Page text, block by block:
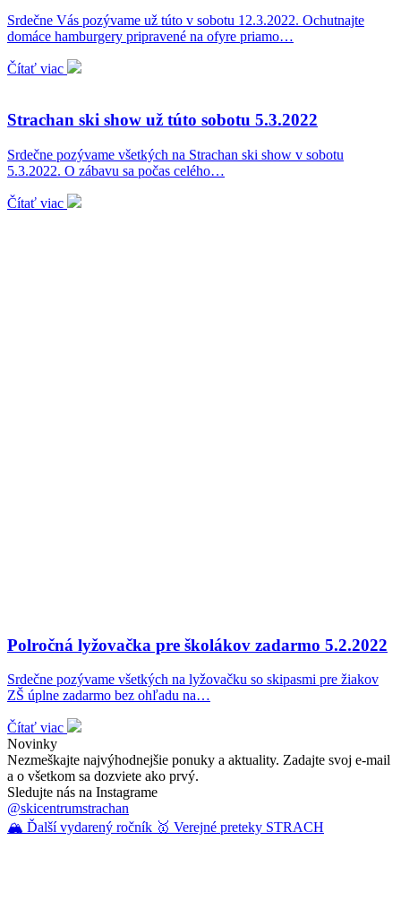
Srdečne Vás pozývame už túto v sobotu 12.3.2022. Ochutnajte
domáce hamburgery pripravené na ofyre priamo…
Čítať viac
Strachan ski show už túto sobotu 5.3.2022
Srdečne pozývame všetkých na Strachan ski show v sobotu
5.3.2022. O zábavu sa počas celého…
Čítať viac
Polročná lyžovačka pre školákov zadarmo 5.2.2022
Srdečne pozývame všetkých na lyžovačku so skipasmi pre žiakov
ZŠ úplne zadarmo bez ohľadu na…
Čítať viac
Novinky
Nezmeškajte najvýhodnejšie ponuky a aktuality. Zadajte svoj e-mail
a o všetkom sa dozviete ako prvý.
Sledujte nás na Instagrame
@skicentrumstrachan
🏔️ Ďalší vydarený ročník 🥇 Verejné preteky STRACH